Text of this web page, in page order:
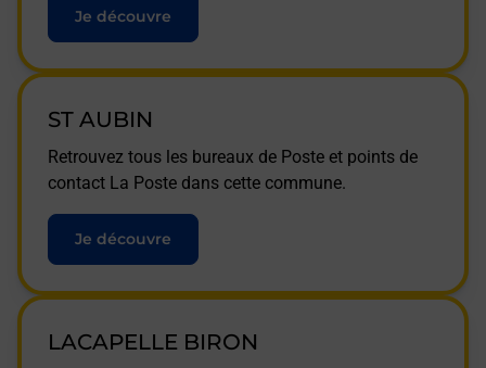
Je découvre
ST AUBIN
Retrouvez tous les bureaux de Poste et points de
contact La Poste dans cette commune.
Je découvre
LACAPELLE BIRON